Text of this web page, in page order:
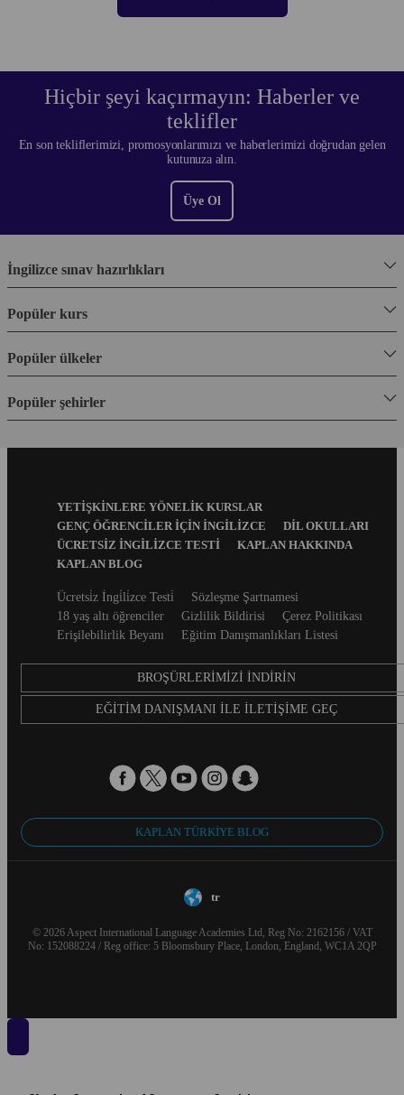
Hiçbir şeyi kaçırmayın: Haberler ve
teklifler
En son tekliflerimizi, promosyonlarımızı ve haberlerimizi doğrudan gelen
kutunuza alın.
Üye Ol
İngilizce sınav hazırlıkları
Popüler kurs
Popüler ülkeler
Popüler şehirler
FooterYETIŞKINLERE YÖNELIK KURSLAR
GENÇ ÖĞRENCILER İÇIN İNGILIZCE
DIL OKULLARI
ÜCRETSIZ İNGILIZCE TESTI
KAPLAN HAKKINDA
KAPLAN BLOG
SecondaryÜcretsi̇z İngi̇li̇zce Testi̇
Sözleşme Şartnamesi
18 yaş altı öğrenciler
Gizlilik Bildirisi
Çerez Politikası
Erişilebilirlik Beyanı
Eğitim Danışmanlıkları Listesi
BROŞÜRLERIMIZI İNDIRIN
EĞITIM DANIŞMANI ILE İLETIŞIME GEÇ
KAPLAN TÜRKIYE BLOG
tr
© 2026 Aspect International Language Academies Ltd, Reg No: 2162156 / VAT
No: 152088224 / Reg office: 5 Bloomsbury Place, London, England, WC1A 2QP